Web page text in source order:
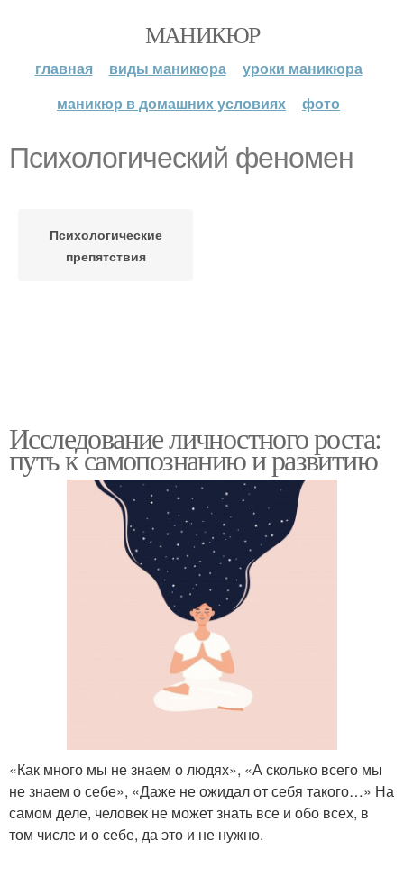
МАНИКЮР
главная виды маникюра
уроки маникюра
маникюр в домашних условиях
фото
Психологический феномен
Психологические
препятствия
Исследование личностного роста:
путь к самопознанию и развитию
«Как много мы не знаем о людях», «А сколько всего мы
не знаем о себе», «Даже не ожидал от себя такого…» На
самом деле, человек не может знать все и обо всех, в
том числе и о себе, да это и не нужно.